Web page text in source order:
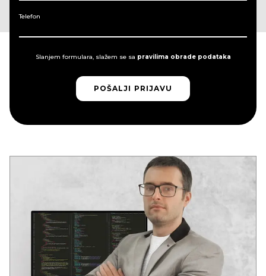
Telefon
Slanjem formulara, slažem se sa pravilima obrade podataka
POŠALJI PRIJAVU
POŠALJI PRIJAVU